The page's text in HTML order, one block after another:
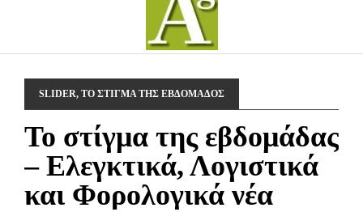
SLIDER, ΤΟ ΣΤΙΓΜΑ ΤΗΣ ΕΒΔΟΜΑΔΟΣ
Το στίγμα της εβδομάδας
– Ελεγκτικά, Λογιστικά
και Φορολογικά νέα